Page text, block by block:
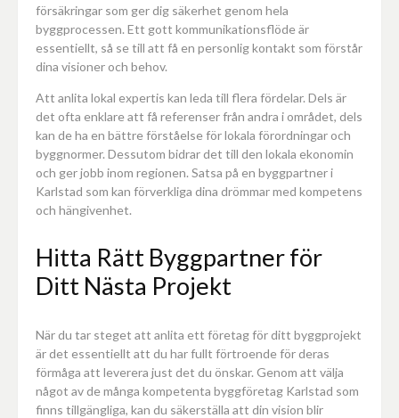
försäkringar som ger dig säkerhet genom hela
byggprocessen. Ett gott kommunikationsflöde är
essentiellt, så se till att få en personlig kontakt som förstår
dina visioner och behov.
Att anlita lokal expertis kan leda till flera fördelar. Dels är
det ofta enklare att få referenser från andra i området, dels
kan de ha en bättre förståelse för lokala förordningar och
byggnormer. Dessutom bidrar det till den lokala ekonomin
och ger jobb inom regionen. Satsa på en byggpartner i
Karlstad som kan förverkliga dina drömmar med kompetens
och hängivenhet.
Hitta Rätt Byggpartner för
Ditt Nästa Projekt
När du tar steget att anlita ett företag för ditt byggprojekt
är det essentiellt att du har fullt förtroende för deras
förmåga att leverera just det du önskar. Genom att välja
något av de många kompetenta byggföretag Karlstad som
finns tillgängliga, kan du säkerställa att din vision blir